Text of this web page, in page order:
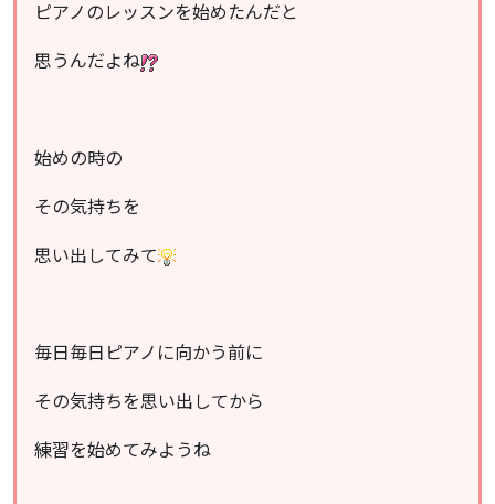
ピアノのレッスンを始めたんだと
思うんだよね
始めの時の
その気持ちを
思い出してみて
毎日毎日ピアノに向かう前に
その気持ちを思い出してから
練習を始めてみようね